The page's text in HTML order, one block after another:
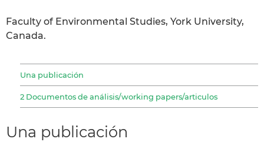
Faculty of Environmental Studies, York University,
Canada.
Una publicación
2 Documentos de análisis/working papers/articulos
Una publicación